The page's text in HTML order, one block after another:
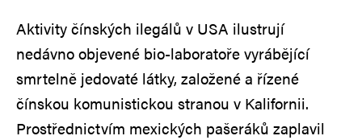
Aktivity čínských ilegálů v USA ilustrují
nedávno objevené bio-laboratoře vyrábějící
smrtelně jedovaté látky, založené a řízené
čínskou komunistickou stranou v Kalifornii.
Prostřednictvím mexických pašeráků zaplavil